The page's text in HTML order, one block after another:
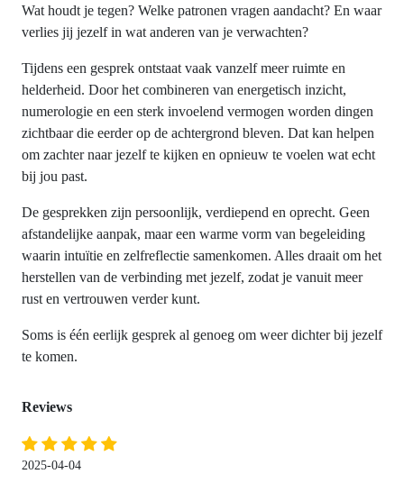
Wat houdt je tegen? Welke patronen vragen aandacht? En waar
verlies jij jezelf in wat anderen van je verwachten?
Tijdens een gesprek ontstaat vaak vanzelf meer ruimte en
helderheid. Door het combineren van energetisch inzicht,
numerologie en een sterk invoelend vermogen worden dingen
zichtbaar die eerder op de achtergrond bleven. Dat kan helpen
om zachter naar jezelf te kijken en opnieuw te voelen wat echt
bij jou past.
De gesprekken zijn persoonlijk, verdiepend en oprecht. Geen
afstandelijke aanpak, maar een warme vorm van begeleiding
waarin intuïtie en zelfreflectie samenkomen. Alles draait om het
herstellen van de verbinding met jezelf, zodat je vanuit meer
rust en vertrouwen verder kunt.
Soms is één eerlijk gesprek al genoeg om weer dichter bij jezelf
te komen.
Reviews
2025-04-04